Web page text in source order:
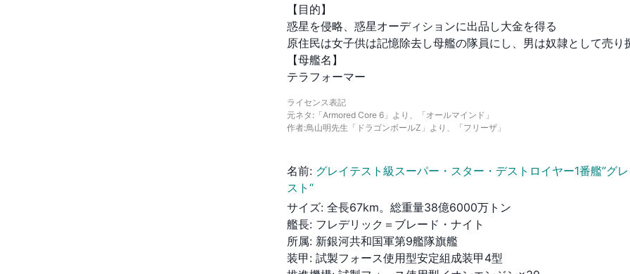
【目的】
惑星を侵略、惑星オーディションに出品し大金を得る
原住民は女子供は記憶除去し母艦の隊員にし、男は奴隷として売り
【母艦名】
テラフォーマー
ライセンス表記
元ネタ:「Armored Core 6」より、「オールマインド」
作者:鳥山明先生「ドラゴンボールZ」より、「フリーザ」
名前: グレイテスト級スーパー・スター・デストロイヤー1番艦”グ
スト“
サイズ: 全長67km。総重量38億6000万トン
艦長: フレデリック＝ブレード・ナイト
所属: 新銀河共和国軍第9艦隊旗艦
装甲 : 試製フォース使用型安定組成装甲4型